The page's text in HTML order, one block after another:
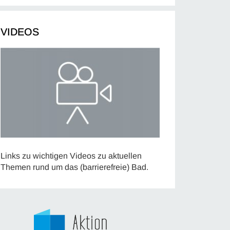
VIDEOS
Links zu wichtigen Videos zu aktuellen
Themen rund um das (barrierefreie) Bad.